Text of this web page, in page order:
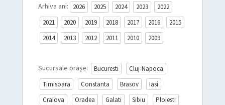
Arhiva ani: 2026 2025 2024 2023
2022
2021
2020 2019 2018 2017 2016
2015
2014
2013 2012 2011 2010 2009
Sucursale orașe: Bucuresti
Cluj-Napoca
Timisoara
Constanta Brasov
Iasi
Craiova
Oradea Galati Sibiu
Ploiesti